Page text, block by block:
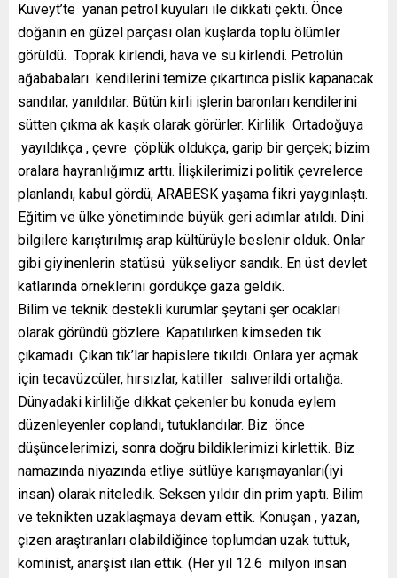
Kuveyt’te yanan petrol kuyuları ile dikkati çekti. Önce
doğanın en güzel parçası olan kuşlarda toplu ölümler
görüldü. Toprak kirlendi, hava ve su kirlendi. Petrolün
ağababaları kendilerini temize çıkartınca pislik kapanacak
sandılar, yanıldılar. Bütün kirli işlerin baronları kendilerini
sütten çıkma ak kaşık olarak görürler. Kirlilik Ortadoğuya
yayıldıkça , çevre çöplük oldukça, garip bir gerçek; bizim
oralara hayranlığımız arttı. İlişkilerimizi politik çevrelerce
planlandı, kabul gördü, ARABESK yaşama fikri yaygınlaştı.
Eğitim ve ülke yönetiminde büyük geri adımlar atıldı. Dini
bilgilere karıştırılmış arap kültürüyle beslenir olduk. Onlar
gibi giyinenlerin statüsü yükseliyor sandık. En üst devlet
katlarında örneklerini gördükçe gaza geldik.
Bilim ve teknik destekli kurumlar şeytani şer ocakları
olarak göründü gözlere. Kapatılırken kimseden tık
çıkamadı. Çıkan tık’lar hapislere tıkıldı. Onlara yer açmak
için tecavüzcüler, hırsızlar, katiller salıverildi ortalığa.
Dünyadaki kirliliğe dikkat çekenler bu konuda eylem
düzenleyenler coplandı, tutuklandılar. Biz önce
düşüncelerimizi, sonra doğru bildiklerimizi kirlettik. Biz
namazında niyazında etliye sütlüye karışmayanları(iyi
insan) olarak niteledik. Seksen yıldır din prim yaptı. Bilim
ve teknikten uzaklaşmaya devam ettik. Konuşan , yazan,
çizen araştıranları olabildiğince toplumdan uzak tuttuk,
kominist, anarşist ilan ettik. (Her yıl 12.6 milyon insan